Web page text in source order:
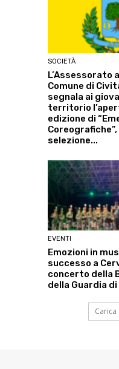
SOCIETÀ
L’Assessorato
Comune di
segnala ai
territorio
edizione di
selezione...
EVENTI
Emozioni in
successo a
concerto della
della Guardia di
Carica